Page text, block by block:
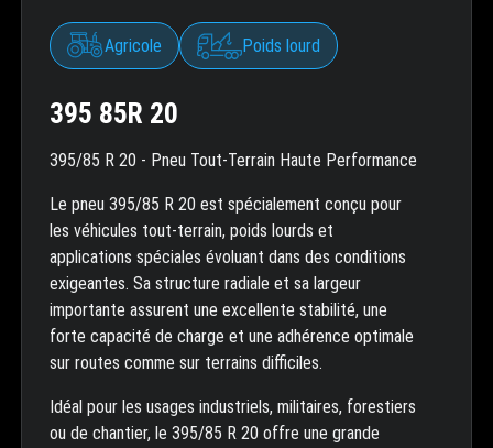
Agricole Poids lourd
395 85R 20
395/85 R 20 - Pneu Tout-Terrain Haute Performance
Le pneu 395/85 R 20 est spécialement conçu pour
les véhicules tout-terrain, poids lourds et
applications spéciales évoluant dans des conditions
exigeantes. Sa structure radiale et sa largeur
importante assurent une excellente stabilité, une
forte capacité de charge et une adhérence optimale
sur routes comme sur terrains difficiles.
Idéal pour les usages industriels, militaires, forestiers
ou de chantier, le 395/85 R 20 offre une grande